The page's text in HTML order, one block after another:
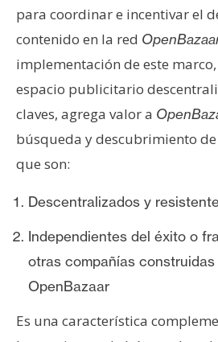
para coordinar e incentivar el
contenido en la red
implementación de este
espacio publicitario
claves, agrega valor a
búsqueda y descubrimiento
que son:
Descentralizados y
Independientes del éxito o
otras compañías
OpenBazaar
Es una característica